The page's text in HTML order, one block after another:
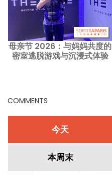
母亲节 2026：与妈妈共度的
密室逃脱游戏与沉浸式体验
COMMENTS
今天
本周末